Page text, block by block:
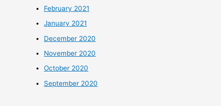
February 2021
January 2021
December 2020
November 2020
October 2020
September 2020